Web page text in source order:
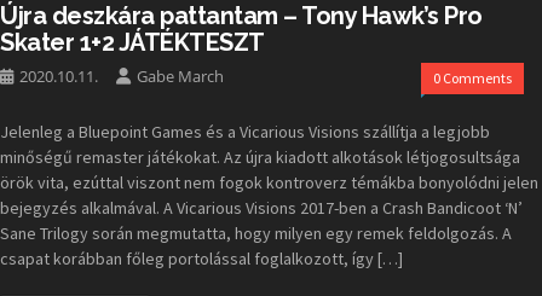
Újra deszkára pattantam – Tony Hawk’s Pro
Skater 1+2 JÁTÉKTESZT
2020.10.11. Gabe March 0 Comments
Jelenleg a Bluepoint Games és a Vicarious Visions szállítja a legjobb
minőségű remaster játékokat. Az újra kiadott alkotások létjogosultsága
örök vita, ezúttal viszont nem fogok kontroverz témákba bonyolódni jelen
bejegyzés alkalmával. A Vicarious Visions 2017-ben a Crash Bandicoot ‘N’
Sane Trilogy során megmutatta, hogy milyen egy remek feldolgozás. A
csapat korábban főleg portolással foglalkozott, így […]